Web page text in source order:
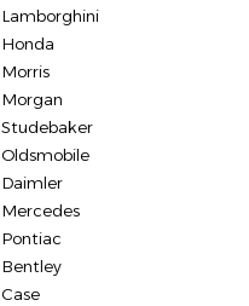
Lamborghini
Honda
Morris
Morgan
Studebaker
Oldsmobile
Daimler
Mercedes
Pontiac
Bentley
Case